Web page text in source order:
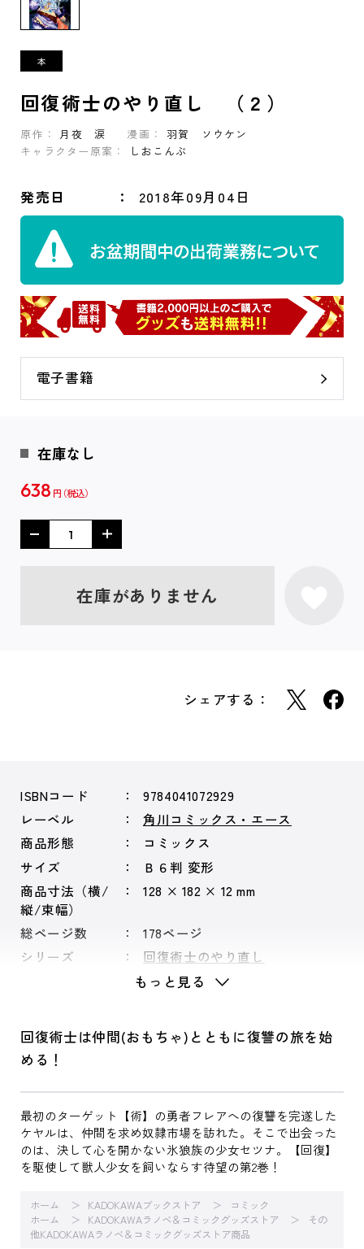
回復術士のやり直し （２）
原作： 月夜 涙 漫画：
羽賀 ソウケン
キャラクター原案：
しおこんぶ
発売日 2018年09月04日
電子書籍
在庫なし
638 円
在庫がありません
シェアする：
ISBNコード
9784041072929
レーベル
角川コミックス・エース
商品形態
コミックス
サイズ
Ｂ６判 変形
商品寸法（横/
縦/束幅）
128 × 182 × 12 mm
総ページ数
178ページ
シリーズ
回復術士のやり直し
もっと見る
回復術士は仲間(おもちゃ)とともに復讐の旅を始
める！
最初のターゲット【術】の勇者フレアへの復讐を完遂した
ケヤルは、仲間を求め奴隷市場を訪れた。そこで出会った
のは、決して心を開かない氷狼族の少女セツナ。【回復】
を駆使して獣人少女を飼いならす待望の第2巻！
ホーム KADOKAWAブックストア
コミック
ホーム
KADOKAWAラノベ＆コミックグッズストア
その
他KADOKAWAラノベ＆コミックグッズストア商品